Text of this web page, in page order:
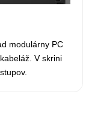
modulárny PC
V skrini